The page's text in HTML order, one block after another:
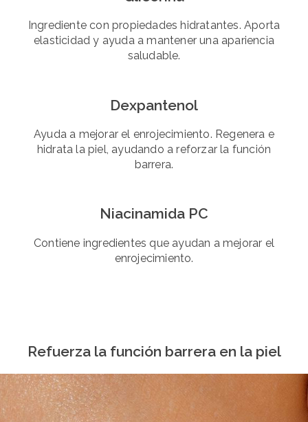
Ingrediente con propiedades hidratantes. Aporta
elasticidad y ayuda a mantener una apariencia
saludable.
Dexpantenol
Ayuda a mejorar el enrojecimiento. Regenera e
hidrata la piel, ayudando a reforzar la función
barrera.
Niacinamida PC
Contiene ingredientes que ayudan a mejorar el
enrojecimiento.
Refuerza la función barrera en la piel